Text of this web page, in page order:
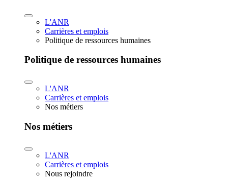
L'ANR
Carrières et emplois
Politique de ressources humaines
Politique de ressources humaines
L'ANR
Carrières et emplois
Nos métiers
Nos métiers
L'ANR
Carrières et emplois
Nous rejoindre